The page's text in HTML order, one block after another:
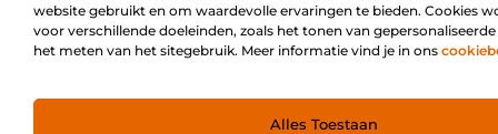
website gebruikt en om waardevolle ervaringen te bieden. Cookies
voor verschillende doeleinden, zoals het tonen van
het meten van het sitegebruik. Meer informatie vind je in ons
Alles Toestaan